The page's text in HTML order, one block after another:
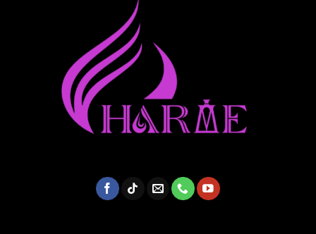
– Phong cách: Cổ điển, thanh lịch, tinh tế